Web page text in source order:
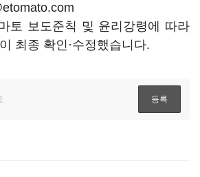
토 보도준칙 및 윤리강령에 따라
최종 확인·수정했습니다.